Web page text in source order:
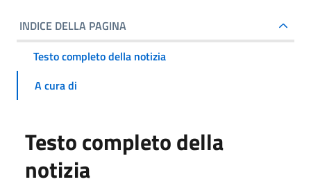
INDICE DELLA PAGINA
Testo completo della notizia
A cura di
Testo completo della
notizia